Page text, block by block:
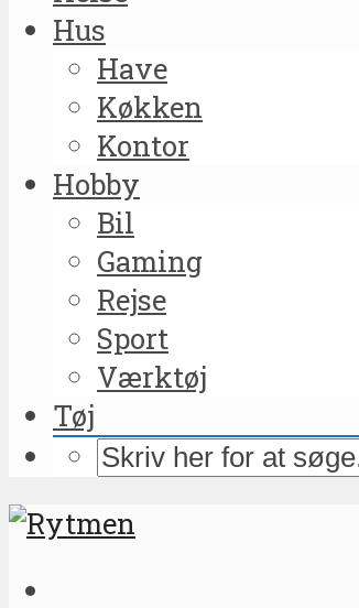
Hus
Have
Køkken
Kontor
Hobby
Bil
Gaming
Rejse
Sport
Værktøj
Tøj